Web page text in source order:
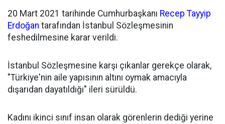
20 Mart 2021 tarihinde Cumhurbaşkanı Recep Tayyip
Erdoğan tarafından İstanbul Sözleşmesinin
feshedilmesine karar verildi.
İstanbul Sözleşmesine karşı çıkanlar gerekçe olarak,
"Türkiye'nin aile yapısının altını oymak amacıyla
dışarıdan dayatıldığı" ileri sürüldü.
Kadını ikinci sınıf insan olarak görenlerin dediği yerine